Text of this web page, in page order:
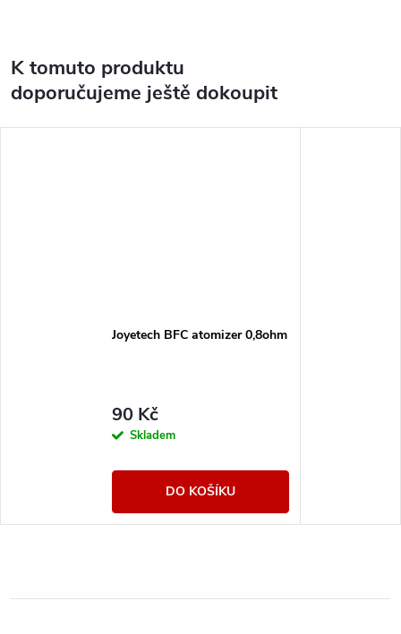
K tomuto produktu
doporučujeme ještě dokoupit
Joyetech BFC atomizer 0,8ohm
90 Kč
Skladem
DO KOŠÍKU